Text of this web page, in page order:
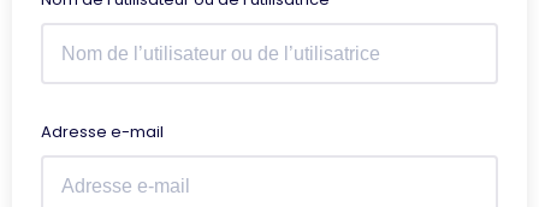
Adresse e-mail